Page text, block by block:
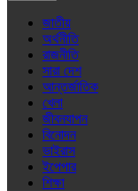
জাতীয়
অর্থনীতি
রাজনীতি
সারা দেশ
আন্তর্জাতিক
খেলা
জীবনযাপন
বিনোদন
ভাইরাস
ইপেপার
শিক্ষা